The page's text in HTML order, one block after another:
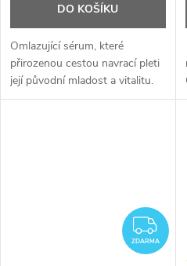
DO KOŠÍKU
Omlazující sérum, které
přirozenou cestou navrací pleti
její původní mladost a vitalitu.
ZDARMA